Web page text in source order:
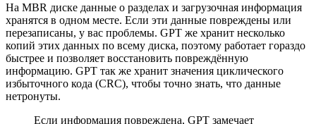
На MBR диске данные о разделах и загрузочная информация
хранятся в одном месте. Если эти данные повреждены или
перезаписаны, у вас проблемы. GPT же хранит несколько
копий этих данных по всему диска, поэтому работает гораздо
быстрее и позволяет восстановить повреждённую
информацию. GPT так же хранит значения циклического
избыточного кода (CRC), чтобы точно знать, что данные
нетронуты.
Если информация повреждена, GPT замечает